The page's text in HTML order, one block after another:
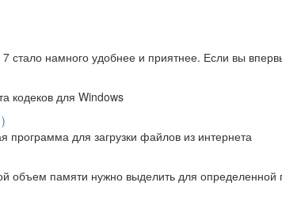
7 стало намного удобнее и приятнее. Если вы
кодеков для Windows
программа для загрузки файлов из интернета
объем памяти нужно выделить для